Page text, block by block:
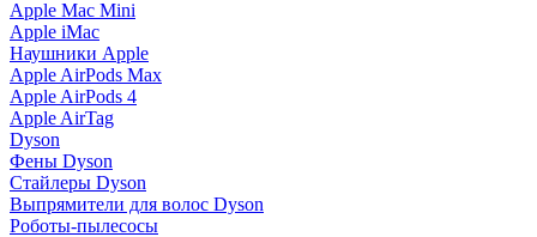
Apple Mac Mini
Apple iMac
Наушники Apple
Apple AirPods Max
Apple AirPods 4
Apple AirTag
Dyson
Фены Dyson
Стайлеры Dyson
Выпрямители для волос Dyson
Роботы-пылесосы